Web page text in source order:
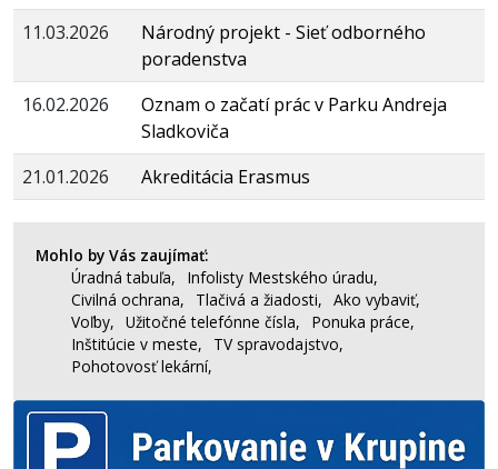
11.03.2026
Národný projekt - Sieť odborného
poradenstva
16.02.2026
Oznam o začatí prác v Parku Andreja
Sladkoviča
21.01.2026
Akreditácia Erasmus
Mohlo by Vás zaujímať:
Úradná tabuľa,
Infolisty Mestského úradu,
Civilná ochrana,
Tlačivá a žiadosti, Ako vybaviť,
Voľby, Užitočné telefónne čísla,
Ponuka práce,
Inštitúcie v meste,
TV spravodajstvo,
Pohotovosť lekární,